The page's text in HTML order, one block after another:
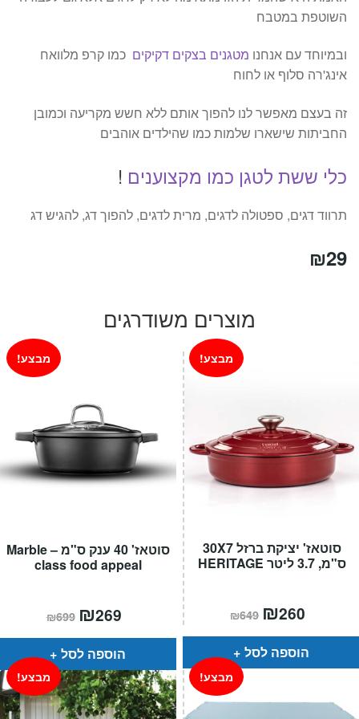
השוטפת במטבח
ובמיוחד עם אנחנו מטגנים בצקים דקיקים כמו קרפ מלוואח
אינג'רה סלוף או לחוח
זה בעצם מאפשר לנו להפוך אותם ללא חשש מקריעה וכמובן
החביתות שישארו שלמות כמו שהילדים אוהבים
כלי ששת לטגן כמו מקצוענים !
תרווד דגים, ספטולה לדגים, מרית לדגים, להפוך דג, להגיש דג
₪29
מוצרים משודרגים
סוטאז' 40 ענק ס"מ – Marble
class food appeal
מבצע!
₪699 המחיר
המקורי
היה:
₪699.
₪269
הוא:
הוספה לסל
סוטאז' יציקת ברזל 30X7
ס"מ, 3.7 ליטר HERITAGE
מבצע!
₪649 המחיר
המקורי
היה:
₪649.
₪260
הוא:
הוספה לסל
מבצע! מבצע!